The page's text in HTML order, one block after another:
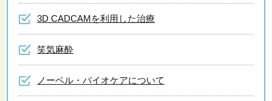
3D CADCAMを利用した治療
笑気麻酔
ノーベル・バイオケアについて